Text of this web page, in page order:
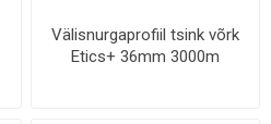
Välisnurgaprofiil tsink võrk
Etics+ 36mm 3000m